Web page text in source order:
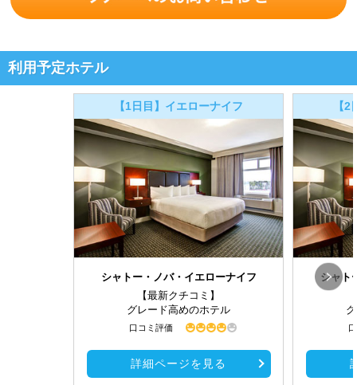
利用予定ホテル
【1日目】イエローナイフ
シャトー・ノバ・イエローナイフ
【最新クチコミ】
グレード高めのホテル
口コミ評価
詳細ページを見る
【
シャト